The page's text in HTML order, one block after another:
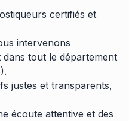
certifiés et
intervenons
tout le département
justes et transparents,
écoute attentive et des